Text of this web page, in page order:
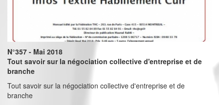
N°357 - Mai 2018
Tout savoir sur la négociation collective d'entreprise et de
branche
Tout savoir sur la négociation collective d'entreprise et de
branche